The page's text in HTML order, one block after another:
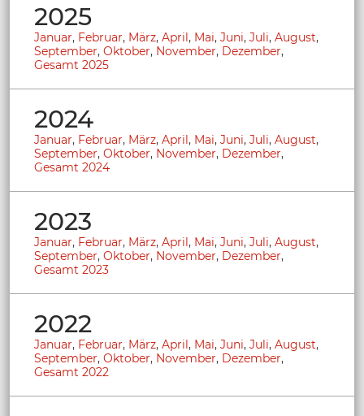
2025
Januar, Februar, März, April, Mai, Juni, Juli, August,
September, Oktober, November, Dezember,
Gesamt 2025
2024
Januar, Februar, März, April, Mai, Juni, Juli, August,
September, Oktober, November, Dezember,
Gesamt 2024
2023
Januar, Februar, März, April, Mai, Juni, Juli, August,
September, Oktober, November, Dezember,
Gesamt 2023
2022
Januar, Februar, März, April, Mai, Juni, Juli, August,
September, Oktober, November, Dezember,
Gesamt 2022